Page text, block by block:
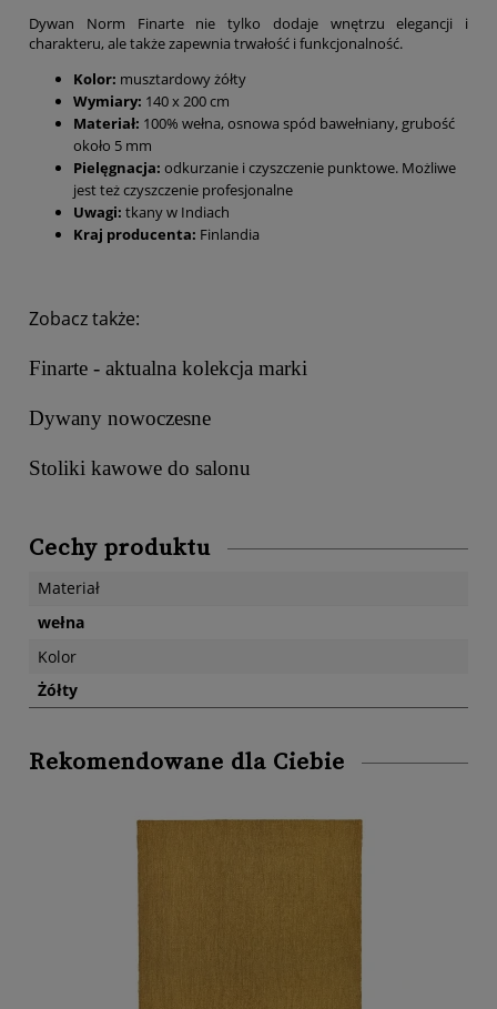
Dywan Norm Finarte nie tylko dodaje wnętrzu elegancji i
charakteru, ale także zapewnia trwałość i funkcjonalność.
Kolor: musztardowy żółty
Wymiary: 140 x 200 cm
Materiał: 100% wełna, osnowa spód bawełniany, grubość
około 5 mm
Pielęgnacja: odkurzanie i czyszczenie punktowe. Możliwe
jest też czyszczenie profesjonalne
Uwagi: tkany w Indiach
Kraj producenta: Finlandia
Zobacz także:
Finarte - aktualna kolekcja marki
Dywany nowoczesne
Stoliki kawowe do salonu
Cechy produktu
Materiał
wełna
Kolor
Żółty
Rekomendowane dla Ciebie